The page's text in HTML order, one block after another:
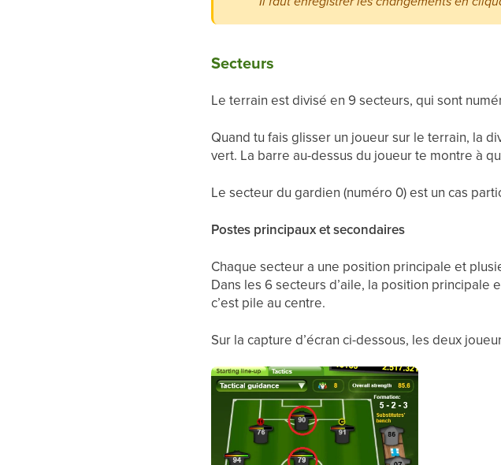
Secteurs
Le terrain est divisé en 9 secteurs, qui sont
Quand tu fais glisser un joueur sur le terrain, la
vert. La barre au-dessus du joueur te montre à
Le secteur du gardien (numéro 0) est un cas
Postes principaux et secondaires
Chaque secteur a une position principale et
Dans les 6 secteurs d’aile, la position
c’est pile au centre.
Sur la capture d’écran ci-dessous, les deux